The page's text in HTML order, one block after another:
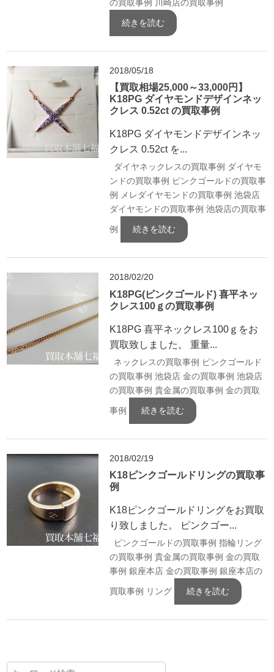
の買取事例 川崎店の買取事例
続きを読む
2018/05/18
【買取相場25,000～33,000円】
K18PG ダイヤモンドデザインネッ
クレス 0.52ct の買取事例
K18PG ダイヤモンドデザインネッ
クレス 0.52ct を...
ダイヤネックレスの買取事例 ダイヤモ
ンドの買取事例 ピンクゴールドの買取事
例
メレダイヤモンドの買取事例 池袋店
ダイヤモンドの買取事例 池袋店の買取事
例 続きを読む
2018/02/20
K18PG(ピンクゴールド) 喜平ネッ
クレス100ｇの買取事例
K18PG 喜平ネックレス100ｇをお
買取致しました。 重量...
ネックレスの買取事例 ピンクゴールド
の買取事例 池袋店 金の買取事例 池袋店
の買取事例 貴金属の買取事例 金の買取
事例 続きを読む
2018/02/19
K18ピンクゴールドリングの買取事
例
K18ピンクゴールドリングをお買取
り致しました。 ピンクゴー...
ピンクゴールドの買取事例 指輪リング
の買取事例 貴金属の買取事例 金の買取
事例 銀座本店 金の買取事例 銀座本店の
買取事例 リング 続きを読む